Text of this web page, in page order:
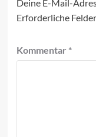
Deine E-Mail-
Erforderliche
Kommentar *